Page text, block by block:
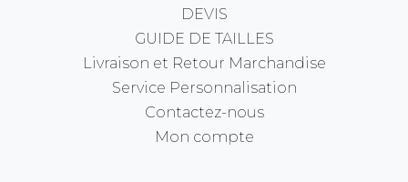
DEVIS
GUIDE DE TAILLES
Livraison et Retour Marchandise
Service Personnalisation
Contactez-nous
Mon compte